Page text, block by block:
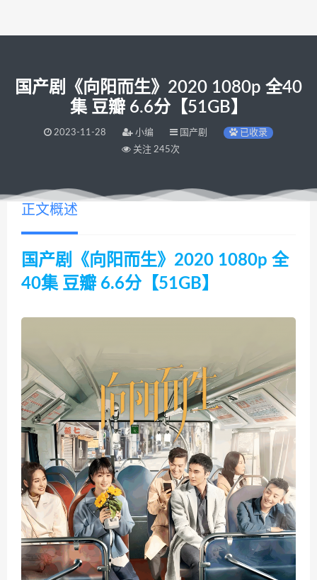
国产剧《向阳而生》2020 1080p 全40
集 豆瓣 6.6分【51GB】
2023-11-28 小编 国产剧
已收录
关注 245次
正文概述
国产剧《向阳而生》2020 1080p 全
40集 豆瓣 6.6分【51GB】